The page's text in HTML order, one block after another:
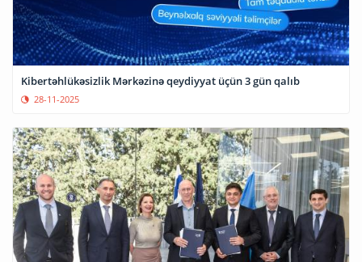
Kibertəhlükəsizlik Mərkəzinə qeydiyyat üçün 3 gün qalıb
28-11-2025